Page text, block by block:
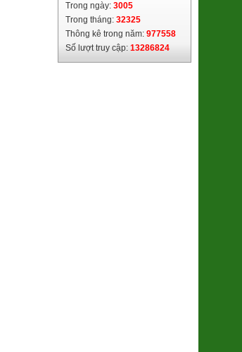
Trong ngày: 3005
Trong tháng: 32325
Thông kê trong năm: 977558
Số lượt truy cập: 13286824